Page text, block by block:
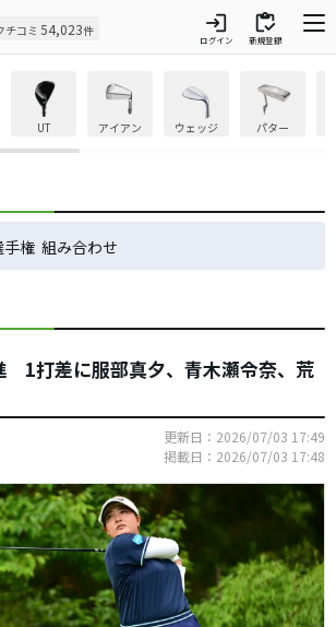
チコミ 54,023件 login
ログイン
inventory
新規登録
UT アイアン ウェッジ パター
手権 組み合わせ
1打差に服部真夕、青木瀬令奈、荒
更新日：2026/07/03 17:49
掲載日：2026/07/03 17:48